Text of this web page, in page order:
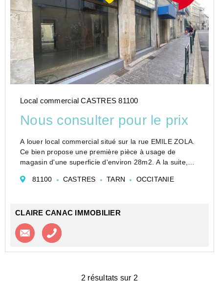
Local commercial CASTRES 81100
Nous consulter pour le prix
A louer local commercial situé sur la rue EMILE ZOLA.
Ce bien propose une première pièce à usage de
magasin d'une superficie d'environ 28m2. A la suite,
surface d'environ 17m2.
81100 CASTRES TARN OCCITANIE
CLAIRE CANAC IMMOBILIER
Contacter l'agence
2 résultats sur 2